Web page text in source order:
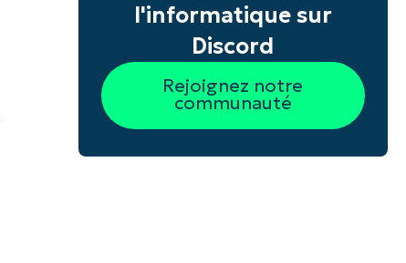
l'informatique sur
Discord
Rejoignez notre
communauté